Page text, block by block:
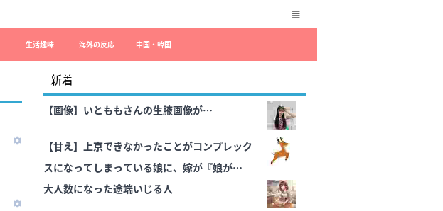
生活趣味 海外の反応 中国・韓国
新着
【画像】いとももさんの生腋画像が…
【甘え】上京できなかったことがコンプレック
スになってしまっている娘に、嫁が『娘が家に
残ってくれて嬉しい☆』と馬鹿なこと言ってか
大人数になった途端いじる人